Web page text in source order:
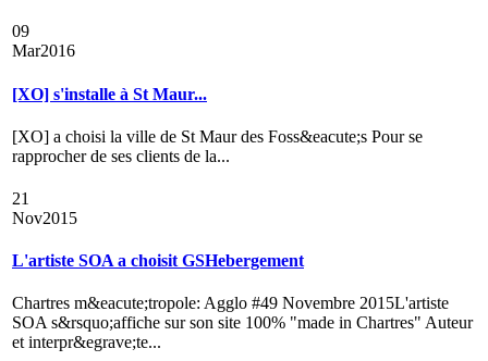
09
Mar2016
[XO] s'installe à St Maur...
[XO] a choisi la ville de St Maur des Foss&eacute;s Pour se
rapprocher de ses clients de la...
21
Nov2015
L'artiste SOA a choisit GSHebergement
Chartres m&eacute;tropole: Agglo #49 Novembre 2015L'artiste
SOA s&rsquo;affiche sur son site 100% "made in Chartres" Auteur
et interpr&egrave;te...